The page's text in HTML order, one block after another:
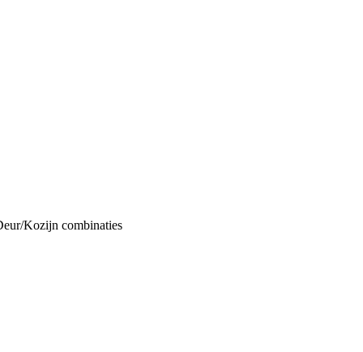
Kozijn combinaties